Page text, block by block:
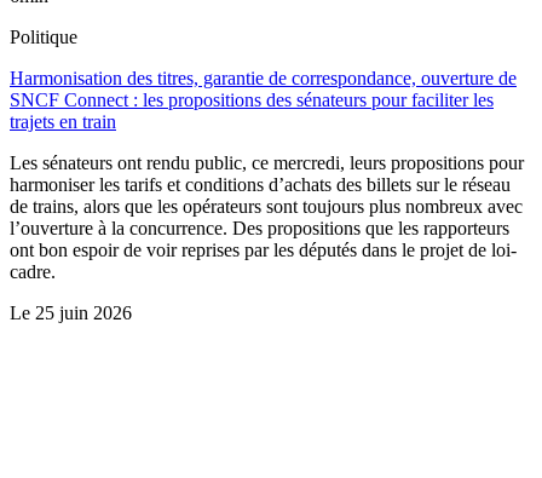
Politique
Harmonisation des titres, garantie de correspondance, ouverture de
SNCF Connect : les propositions des sénateurs pour faciliter les
trajets en train
Les sénateurs ont rendu public, ce mercredi, leurs propositions pour
harmoniser les tarifs et conditions d’achats des billets sur le réseau
de trains, alors que les opérateurs sont toujours plus nombreux avec
l’ouverture à la concurrence. Des propositions que les rapporteurs
ont bon espoir de voir reprises par les députés dans le projet de loi-
cadre.
Le 25 juin 2026